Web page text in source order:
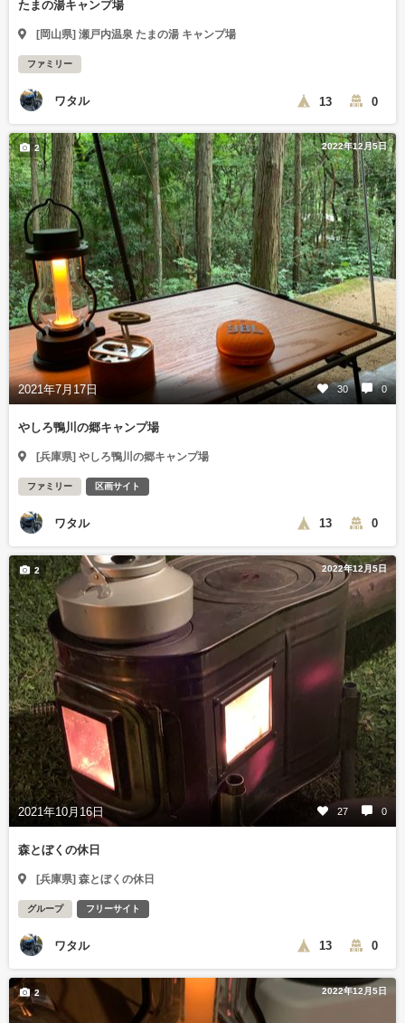
たまの湯キャンプ場
[岡山県] 瀬戸内温泉 たまの湯 キャンプ場
ファミリー
ワタル 13 0
2022年12月5日
2021年7月17日 30 0
2
やしろ鴨川の郷キャンプ場
[兵庫県] やしろ鴨川の郷キャンプ場
ファミリー 区画サイト
ワタル 13 0
2022年12月5日
2021年10月16日 27 0
2
森とぼくの休日
[兵庫県] 森とぼくの休日
グループ フリーサイト
ワタル 13 0
2022年12月5日
2